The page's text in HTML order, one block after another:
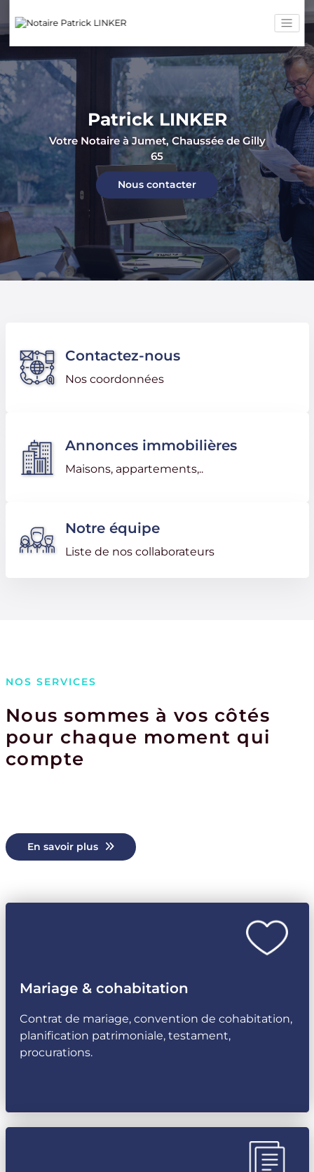
Nos biens immobiliers
Maisons, appartements, terrains, ...
Tous les biens
Contactez-nous
Nos coordonnées
Annonces immobilières
Maisons, appartements,..
Notre équipe
Liste de nos collaborateurs
NOS SERVICES
Nous sommes à vos côtés
pour chaque moment qui
compte
En savoir plus
Mariage & cohabitation
Contrat de mariage, convention de cohabitation,
planification patrimoniale, testament,
procurations.